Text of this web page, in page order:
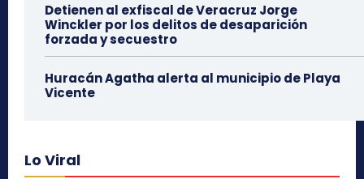
Detienen al exfiscal de Veracruz Jorge
Winckler por los delitos de desaparición
forzada y secuestro
Huracán Agatha alerta al municipio de Playa
Vicente
Lo Viral